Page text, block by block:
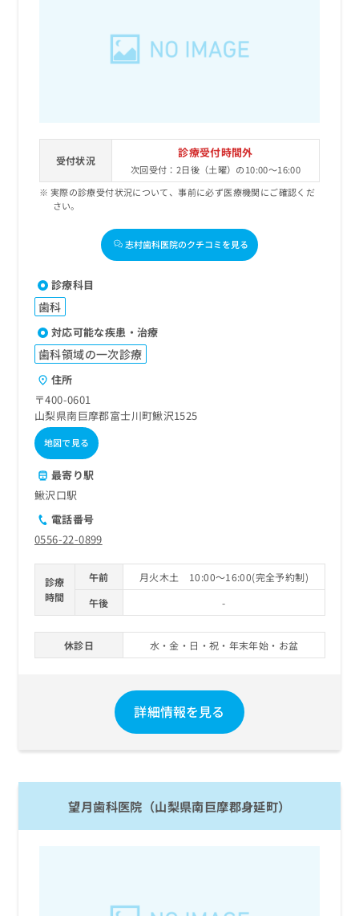
受付状況
診療受付時間外
次回受付：2日後（土曜）の10:00～16:00
実際の診療受付状況について、事前に必ず医療機関にご確認くだ
さい。
志村歯科医院のクチコミを見る
診療科目
歯科
対応可能な疾患・治療
歯科領域の一次診療
住所
〒400-0601
山梨県南巨摩郡富士川町鰍沢1525
地図で見る
最寄り駅
鰍沢口駅
電話番号
0556-22-0899
診療
時間
午前
月火木土 10:00～16:00(完全予約制)
午後
-
休診日 水・金・日・祝・年末年始・お盆
詳細情報を見る
望月歯科医院（山梨県南巨摩郡身延町）